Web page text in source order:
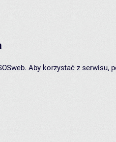
Aby korzystać z serwisu,